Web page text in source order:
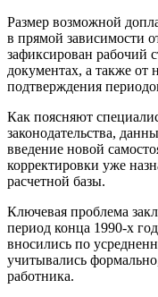
Размер возможной
в прямой зависимости
зафиксирован рабочий
документах, а также от
подтверждения
Как поясняют
законодательства,
введение новой
корректировки уже
расчетной базы.
Ключевая проблема
период конца 1990-х
вносились по
учитывались
работника.